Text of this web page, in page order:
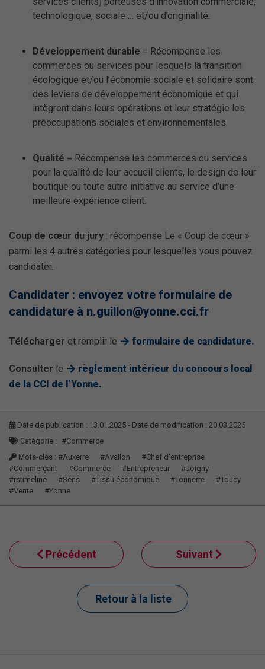
technologique, sociale … et/ou d’originalité.
Développement durable = Récompense les
commerces ou services pour lesquels la transition
écologique et/ou l’économie sociale et solidaire sont
des leviers de développement économique et qui
intègrent dans leurs opérations et leur stratégie les
préoccupations sociales et environnementales.
Qualité = Récompense les commerces ou services
pour la qualité de leur accueil clients, le design de leur
boutique ou toute autre initiative au service d’une
meilleure expérience client.
Coup de cœur du jury : récompense Le « Coup de cœur »
parmi les 4 autres catégories pour lesquelles vous pouvez
candidater.
Candidater : envoyez votre formulaire de
candidature à n.guillon@yonne.cci.fr
Télécharger et remplir le formulaire de candidature.
Consulter le
règlement intérieur du concours local
de la CCI de l’Yonne.
Date de publication : 13.01.2025 - Date de modification : 20.03.2025
Catégorie :
#Commerce
Mots-clés : #Auxerre #Avallon
#Chef d'entreprise
#Commerçant
#Commerce #Entrepreneur
#Joigny
#rstimeline
#Sens #Tissu économique #Tonnerre
#Toucy
#Vente
#Yonne
Précédent
Retour à la liste
Suivant